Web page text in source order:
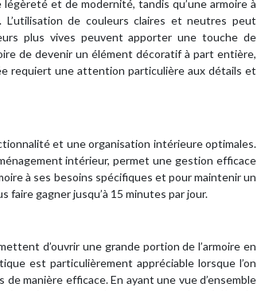
et de modernité, tandis qu’une armoire à
de couleurs claires et neutres peut
plus vives peuvent apporter une touche de
de devenir un élément décoratif à part entière,
requiert une attention particulière aux détails et
et une organisation intérieure optimales.
intérieur, permet une gestion efficace
à ses besoins spécifiques et pour maintenir un
gagner jusqu’à 15 minutes par jour.
d’ouvrir une grande portion de l’armoire en
est particulièrement appréciable lorsque l’on
manière efficace. En ayant une vue d’ensemble